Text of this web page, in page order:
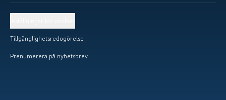
Tillgänglighetsredogörelse
Prenumerera på nyhetsbrev